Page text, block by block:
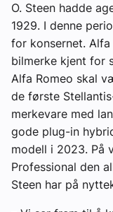
O. Steen hadde
1929. I denne
for konsernet.
bilmerke kjent for
Alfa Romeo skal
de første
merkevare med
gode plug-in
modell i 2023. På
Professional den
Steen har på